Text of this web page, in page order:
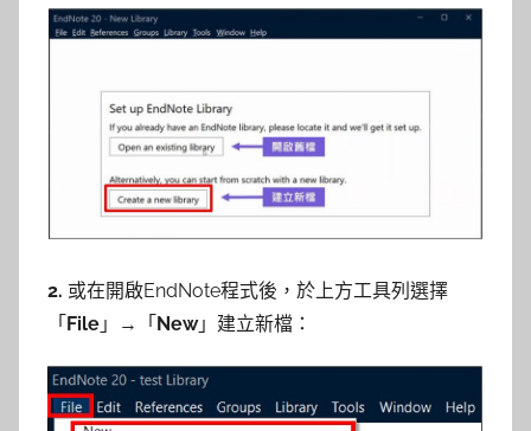
考
格
2. 或在開啟EndNote程式後，於上方工具列選擇
「File 」→「New」建立新檔：